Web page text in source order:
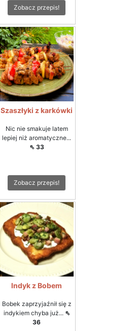
Zobacz przepis!
Szaszłyki z karkówki
Nic nie smakuje latem
lepiej niż aromatyczne...
⇖ 33
Zobacz przepis!
Indyk z Bobem
Bobek zaprzyjaźnił się z
indykiem chyba już... ⇖
36